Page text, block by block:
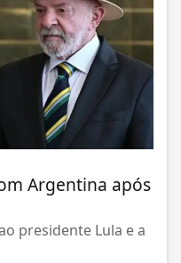
Argentina após
presidente Lula e a